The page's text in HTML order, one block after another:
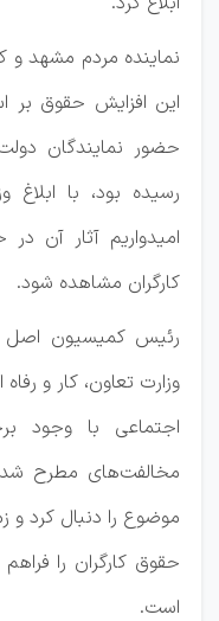
نماینده مردم مشهد
این افزایش حقوق بر
حضور نمایندگان
رسیده بود، با
امیدواریم آثار آن
کارگران مشاهده ‌شود.
رئیس کمیسیون اصل
وزارت تعاون، کار و
اجتماعی با وجود
مخالفت‌های مطرح‌
موضوع را دنبال کرد و
حقوق کارگران را
است.